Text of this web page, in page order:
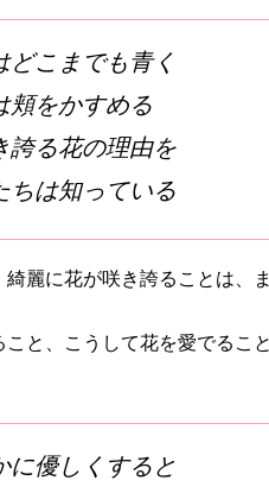
どこまでも青く
頬をかすめる
誇る花の理由を
ちは知っている
麗に花が咲き誇ることは、
こと、こうして花を愛でるこ
に優しくすると